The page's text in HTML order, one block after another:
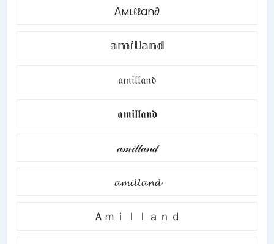
Αмιℓℓαη∂
𝕒𝕞𝕚𝕝𝕝𝕒𝕟𝕕
𝔞𝔪𝔦𝔩𝔩𝔞𝔫𝔡
𝖆𝖒𝖎𝖑𝖑𝖆𝖓𝖉
𝒶𝓂𝒾𝓁𝓁𝒶𝓃𝒹
𝓪𝓶𝓲𝓵𝓵𝓪𝓷𝓭
Ａｍｉｌｌａｎｄ